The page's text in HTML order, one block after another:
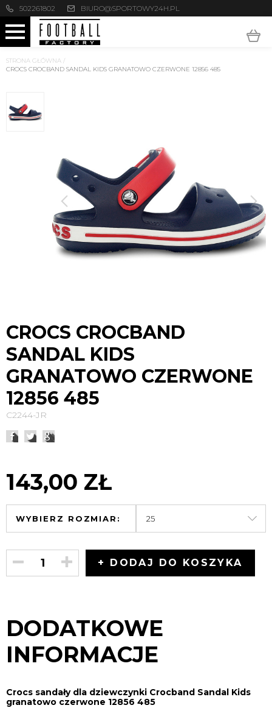
502261802 BIURO@SPORTOWY24H.PL
STRONA GŁÓWNA /
CROCS CROCBAND SANDAL KIDS GRANATOWO CZERWONE 12856 485
CROCS CROCBAND
SANDAL KIDS
GRANATOWO CZERWONE
12856 485
C2244-JR
143,00 ZŁ
WYBIERZ ROZMIAR:
+ DODAJ DO KOSZYKA
DODATKOWE
INFORMACJE
Crocs sandały dla dziewczynki Crocband Sandal Kids
granatowo czerwone 12856 485